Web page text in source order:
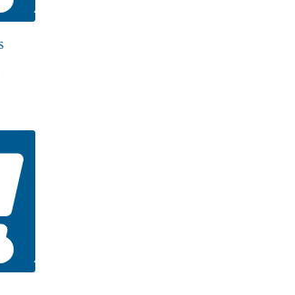
AÑADIR AL CARRITO
AÑADIR AL CARRITO